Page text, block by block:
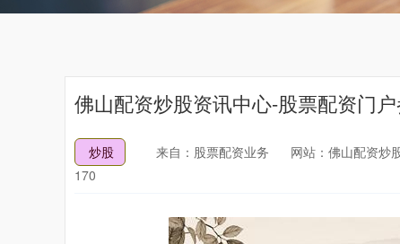
佛山配资炒股资讯中心-股票配资门
炒股 来自：股票配资业务 网站：佛山配资炒
170